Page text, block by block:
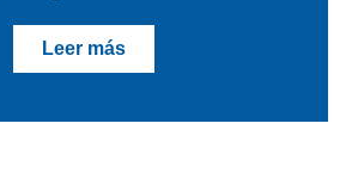
Leer más